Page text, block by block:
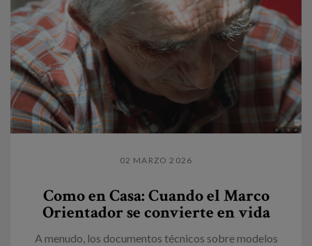
02 MARZO 2026
Como en Casa: Cuando el Marco
Orientador se convierte en vida
A menudo, los documentos técnicos sobre modelos